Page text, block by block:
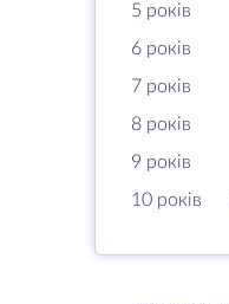
5 років
6 років
7 років
8 років
9 років
10 років